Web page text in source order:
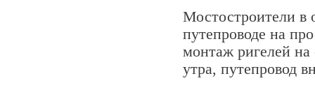
Мостостроители в
путепроводе на
монтаж ригелей на
утра, путепровод